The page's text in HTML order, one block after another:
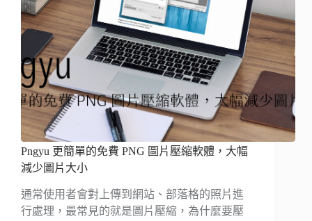
Pngyu 更簡單的免費 PNG 圖片壓縮軟體，大幅
減少圖片大小
通常使用者會對上傳到網站、部落格的照片進
行處理，最常見的就是圖片壓縮，為什麼要壓